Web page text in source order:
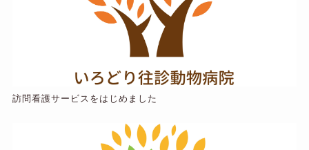
訪問看護サービスをはじめました